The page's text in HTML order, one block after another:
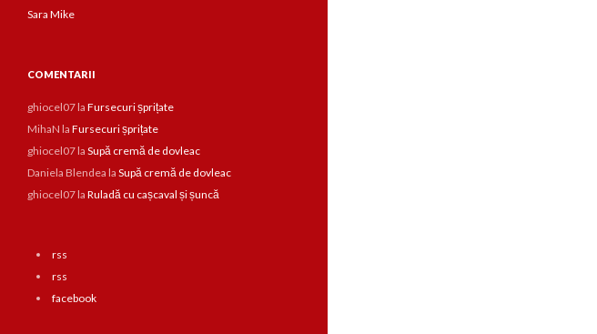
Sara Mike
COMENTARII
ghiocel07la Fursecuri șprițate
MihaN la Fursecuri șprițate
ghiocel07la Supă cremă de dovleac
Daniela Blendea la Supă cremă de dovleac
ghiocel07la Ruladă cu cașcaval și șuncă
rss
rss
facebook